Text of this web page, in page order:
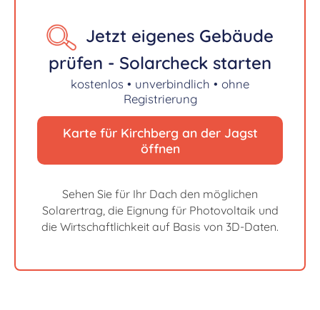
Jetzt eigenes Gebäude
prüfen - Solarcheck starten
kostenlos • unverbindlich • ohne
Registrierung
Karte für Kirchberg an der Jagst
öffnen
Sehen Sie für Ihr Dach den möglichen
Solarertrag, die Eignung für Photovoltaik und
die Wirtschaftlichkeit auf Basis von 3D-Daten.